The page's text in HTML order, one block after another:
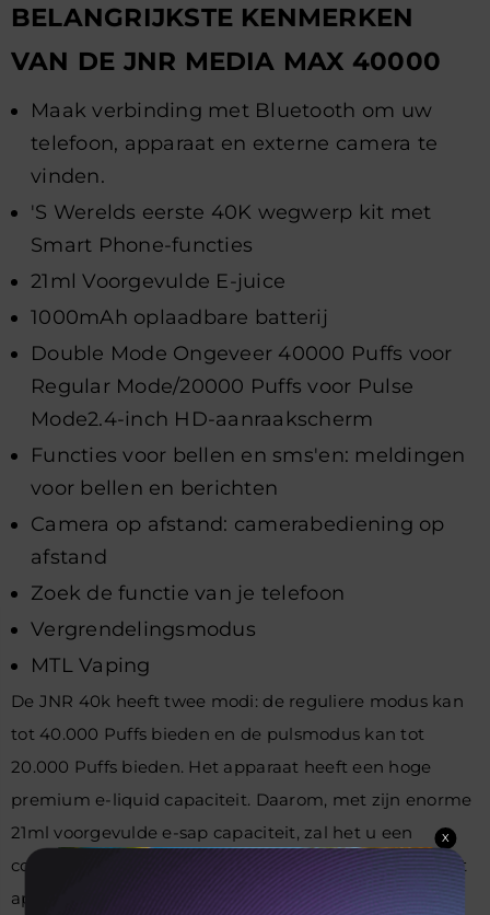
BELANGRIJKSTE KENMERKEN
VAN DE JNR MEDIA MAX 40000
Maak verbinding met Bluetooth om uw
telefoon, apparaat en externe camera te
vinden.
'S Werelds eerste 40K wegwerp kit met
Smart Phone-functies
21ml Voorgevulde E-juice
1000mAh oplaadbare batterij
Double Mode Ongeveer 40000 Puffs voor
Regular Mode/20000 Puffs voor Pulse
Mode2.4-inch HD-aanraakscherm
Functies voor bellen en sms'en: meldingen
voor bellen en berichten
Camera op afstand: camerabediening op
afstand
Zoek de functie van je telefoon
Vergrendelingsmodus
MTL Vaping
De JNR 40k heeft twee modi: de reguliere modus kan
tot 40.000 Puffs bieden en de pulsmodus kan tot
20.000 Puffs bieden. Het apparaat heeft een hoge
premium e-liquid capaciteit. Daarom, met zijn enorme
21ml voorgevulde e-sap capaciteit, zal het u een
consistente smaak levering te geven. Bovendien is het
apparaat ontworpen met een 1000mAh oplaadbare
X